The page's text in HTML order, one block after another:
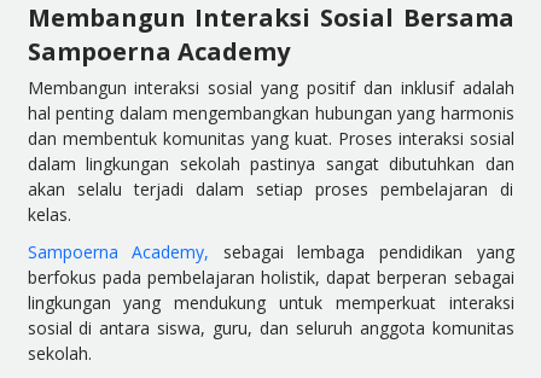
Membangun Interaksi Sosial Bersama
Sampoerna Academy
Membangun interaksi sosial yang positif dan inklusif adalah
hal penting dalam mengembangkan hubungan yang harmonis
dan membentuk komunitas yang kuat. Proses interaksi sosial
dalam lingkungan sekolah pastinya sangat dibutuhkan dan
akan selalu terjadi dalam setiap proses pembelajaran di
kelas.
Sampoerna Academy, sebagai lembaga pendidikan yang
berfokus pada pembelajaran holistik, dapat berperan sebagai
lingkungan yang mendukung untuk memperkuat interaksi
sosial di antara siswa, guru, dan seluruh anggota komunitas
sekolah.